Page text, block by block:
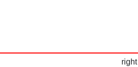
ました！ right